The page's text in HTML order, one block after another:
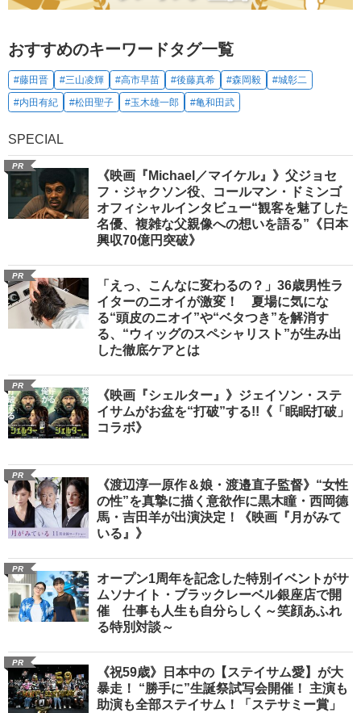
おすすめのキーワードタグ一覧
#藤田晋 #三山凌輝 #高市早苗 #後藤真希 #森岡毅
#城彰二
#内田有紀
#松田聖子 #玉木雄一郎 #亀和田武
SPECIAL
PR
《映画『Michael／マイケル』》父ジョセ
フ・ジャクソン役、コールマン・ドミンゴ
オフィシャルインタビュー“観客を魅了した
名優、複雑な父親像への想いを語る”《日本
興収70億円突破》
PR
「えっ、こんなに変わるの？」36歳男性ラ
イターのニオイが激変！ 夏場に気にな
る“頭皮のニオイ”や“ベタつき”を解消す
る、“ウィッグのスペシャリスト”が生み出
した徹底ケアとは
PR
《映画『シェルター』》ジェイソン・ステ
イサムがお盆を“打破”する!!《「眠眠打破」
コラボ》
PR
《渡辺淳一原作＆娘・渡邉直子監督》“女性
の性”を真摯に描く意欲作に黒木瞳・西岡德
馬・吉田羊が出演決定！《映画『月がみて
いる』》
PR
オープン1周年を記念した特別イベントがサ
ムソナイト・ブラックレーベル銀座店で開
催 仕事も人生も自分らしく～笑顔あふれ
る特別対談～
PR
《祝59歳》日本中の【ステイサム愛】が大
暴走！ “勝手に”生誕祭試写会開催！ 主演も
助演も全部ステイサム！「ステサミー賞」